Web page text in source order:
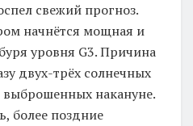
свежий прогноз.
начнётся мощная и
уровня G3. Причина
двух-трёх солнечных
накануне.
более поздние